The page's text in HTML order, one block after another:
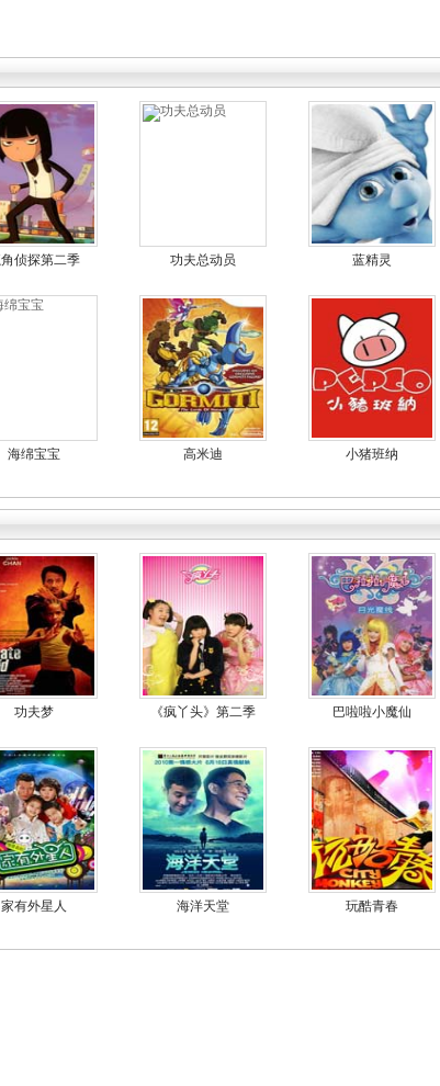
侦探第二季 功夫总动员 蓝精灵
海绵宝宝 高米迪 小猪班纳
功夫梦 《疯丫头》第二季 巴啦啦小魔仙
家有外星人 海洋天堂 玩酷青春